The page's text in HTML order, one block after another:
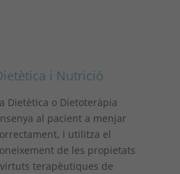
i Nutrició
Dietètica o Dietoteràpia
al pacient a menjar
i utilitza el
de les propietats
terapèutiques de